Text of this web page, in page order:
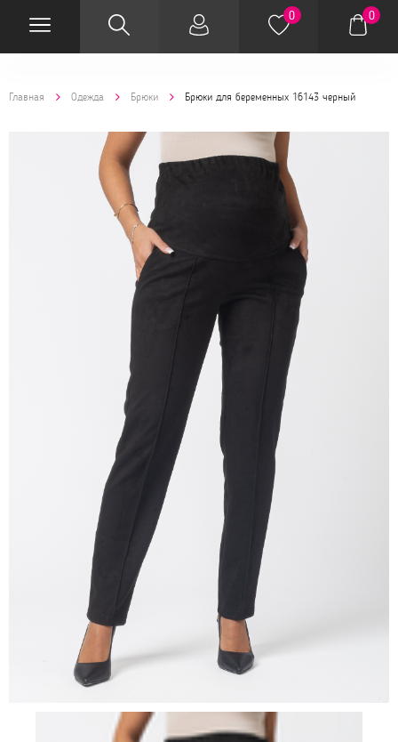
0 0
Главная Одежда Брюки Брюки для беременных 16143 черный